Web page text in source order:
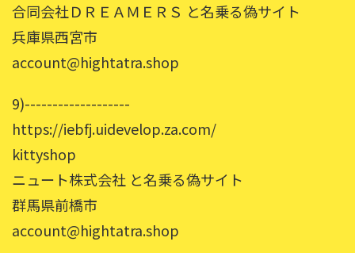
合同会社ＤＲＥＡＭＥＲＳ と名乗る偽サイト
兵庫県西宮市
account@hightatra.shop
9)-------------------
https://iebfj.uidevelop.za.com/
kittyshop
ニュート株式会社 と名乗る偽サイト
群馬県前橋市
account@hightatra.shop